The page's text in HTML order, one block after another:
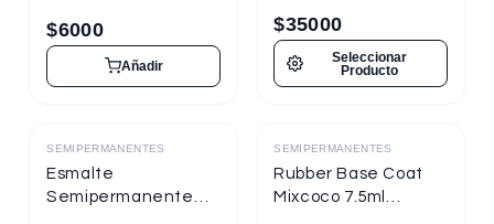
$6000
Añadir
$35000
Seleccionar
Producto
Destacado
SEMIPERMANENTES
Esmalte
Semipermanente
Destacado
SEMIPERMANENTES
Rubber Base Coat
Mixcoco 7.5ml